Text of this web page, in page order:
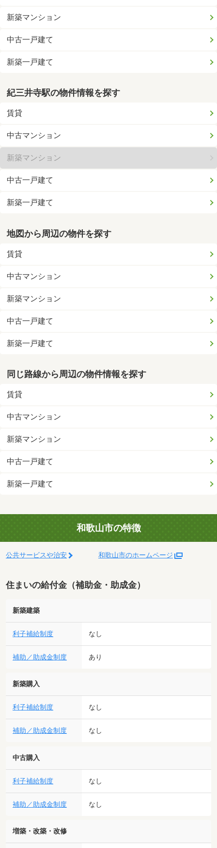
新築マンション
中古一戸建て
新築一戸建て
紀三井寺駅の物件情報を探す
賃貸
中古マンション
新築マンション
中古一戸建て
新築一戸建て
地図から周辺の物件を探す
賃貸
中古マンション
新築マンション
中古一戸建て
新築一戸建て
同じ路線から周辺の物件情報を探す
賃貸
中古マンション
新築マンション
中古一戸建て
新築一戸建て
和歌山市の特徴
公共サービスや治安 和歌山市のホームページ
住まいの給付金（補助金・助成金）
新築建築
利子補給制度 なし
補助／助成金制度 あり
新築購入
利子補給制度 なし
補助／助成金制度 なし
中古購入
利子補給制度 なし
補助／助成金制度 なし
増築・改築・改修